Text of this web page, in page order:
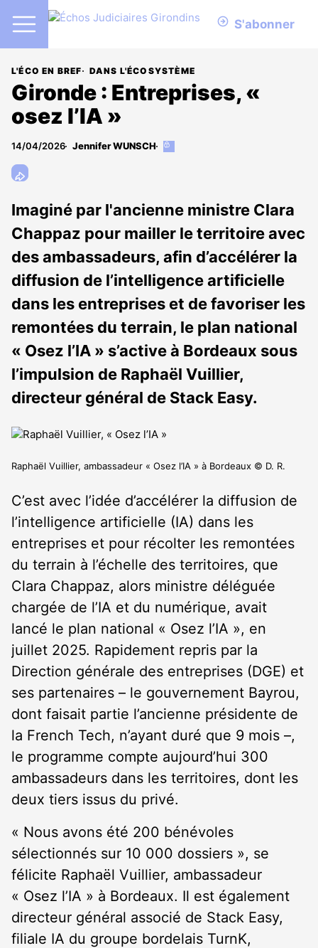
S'abonner
L'ÉCO EN BREF DANS L'ÉCOSYSTÈME
Gironde : Entreprises, «
osez l’IA »
14/04/2026 Jennifer WUNSCH
Cet
abonnés
Imaginé par l'ancienne ministre Clara
Chappaz pour mailler le territoire avec
des ambassadeurs, afin d’accélérer la
diffusion de l’intelligence artificielle
dans les entreprises et de favoriser les
remontées du terrain, le plan national
« Osez l’IA » s’active à Bordeaux sous
l’impulsion de Raphaël Vuillier,
directeur général de Stack Easy.
Raphaël Vuillier, ambassadeur « Osez l’IA » à Bordeaux © D. R.
C’est avec l’idée d’accélérer la diffusion de
l’intelligence artificielle (IA) dans les
entreprises et pour récolter les remontées
du terrain à l’échelle des territoires, que
Clara Chappaz, alors ministre déléguée
chargée de l’IA et du numérique, avait
lancé le plan national « Osez l’IA », en
juillet 2025. Rapidement repris par la
Direction générale des entreprises (DGE) et
ses partenaires – le gouvernement Bayrou,
dont faisait partie l’ancienne présidente de
la French Tech, n’ayant duré que 9 mois –,
le programme compte aujourd’hui 300
ambassadeurs dans les territoires, dont les
deux tiers issus du privé.
« Nous avons été 200 bénévoles
sélectionnés sur 10 000 dossiers », se
félicite Raphaël Vuillier, ambassadeur
« Osez l’IA » à Bordeaux. Il est également
directeur général associé de Stack Easy,
filiale IA du groupe bordelais TurnK,